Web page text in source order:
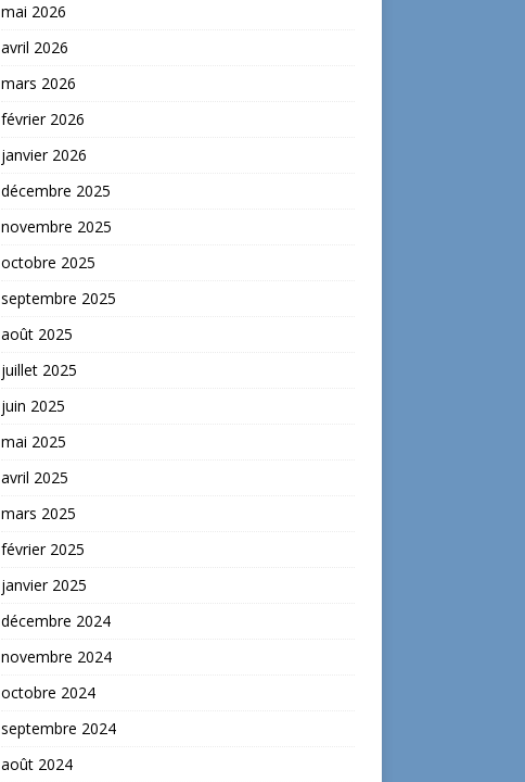
mai 2026
avril 2026
mars 2026
février 2026
janvier 2026
décembre 2025
novembre 2025
octobre 2025
septembre 2025
août 2025
juillet 2025
juin 2025
mai 2025
avril 2025
mars 2025
février 2025
janvier 2025
décembre 2024
novembre 2024
octobre 2024
septembre 2024
août 2024